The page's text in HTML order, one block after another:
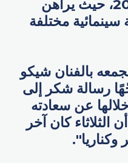
المنتظرة خلال عام 2026، حيث يراهن
مختلفة
بالفنان شيكو
رسالة شكر إلى
عن سعادته
الثلاثاء كان آخر
وكناريا".